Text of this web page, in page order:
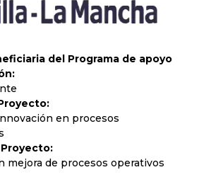
del Programa de apoyo
en procesos
mejora de procesos operativos